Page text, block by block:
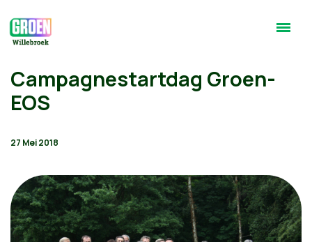
Campagnestartdag Groen-
EOS
27 Mei 2018